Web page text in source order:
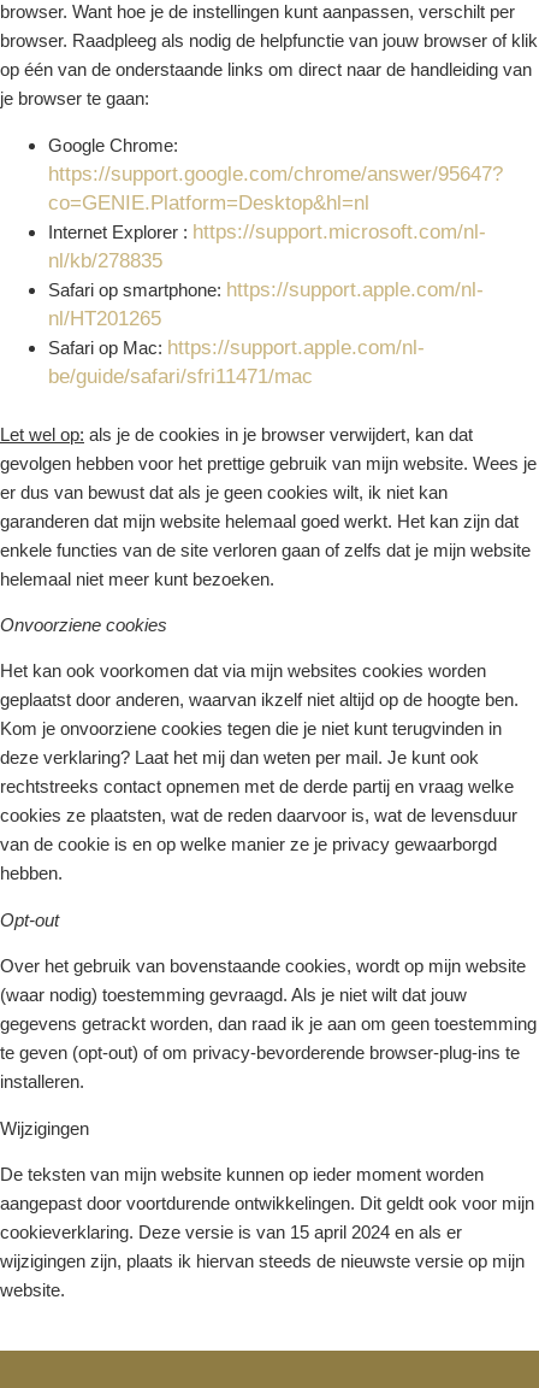
browser. Want hoe je de instellingen kunt aanpassen, verschilt per
browser. Raadpleeg als nodig de helpfunctie van jouw browser of klik
op één van de onderstaande links om direct naar de handleiding van
je browser te gaan:
Google Chrome:
https://support.google.com/chrome/answer/95647?
co=GENIE.Platform=Desktop&hl=nl
Internet Explorer : https://support.microsoft.com/nl-
nl/kb/278835
Safari op smartphone: https://support.apple.com/nl-
nl/HT201265
Safari op Mac: https://support.apple.com/nl-
be/guide/safari/sfri11471/mac
Let wel op: als je de cookies in je browser verwijdert, kan dat
gevolgen hebben voor het prettige gebruik van mijn website. Wees je
er dus van bewust dat als je geen cookies wilt, ik niet kan
garanderen dat mijn website helemaal goed werkt. Het kan zijn dat
enkele functies van de site verloren gaan of zelfs dat je mijn website
helemaal niet meer kunt bezoeken.
Onvoorziene cookies
Het kan ook voorkomen dat via mijn websites cookies worden
geplaatst door anderen, waarvan ikzelf niet altijd op de hoogte ben.
Kom je onvoorziene cookies tegen die je niet kunt terugvinden in
deze verklaring? Laat het mij dan weten per mail. Je kunt ook
rechtstreeks contact opnemen met de derde partij en vraag welke
cookies ze plaatsten, wat de reden daarvoor is, wat de levensduur
van de cookie is en op welke manier ze je privacy gewaarborgd
hebben.
Opt-out
Over het gebruik van bovenstaande cookies, wordt op mijn website
(waar nodig) toestemming gevraagd. Als je niet wilt dat jouw
gegevens getrackt worden, dan raad ik je aan om geen toestemming
te geven (opt-out) of om privacy-bevorderende browser-plug-ins te
installeren.
Wijzigingen
De teksten van mijn website kunnen op ieder moment worden
aangepast door voortdurende ontwikkelingen. Dit geldt ook voor mijn
cookieverklaring. Deze versie is van 15 april 2024 en als er
wijzigingen zijn, plaats ik hiervan steeds de nieuwste versie op mijn
website.